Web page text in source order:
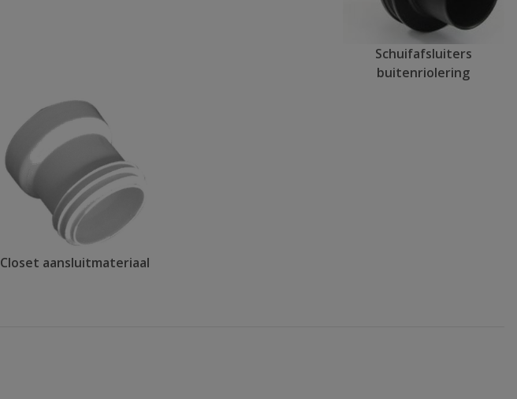
Schuifafsluiters
buitenriolering
Closet aansluitmateriaal